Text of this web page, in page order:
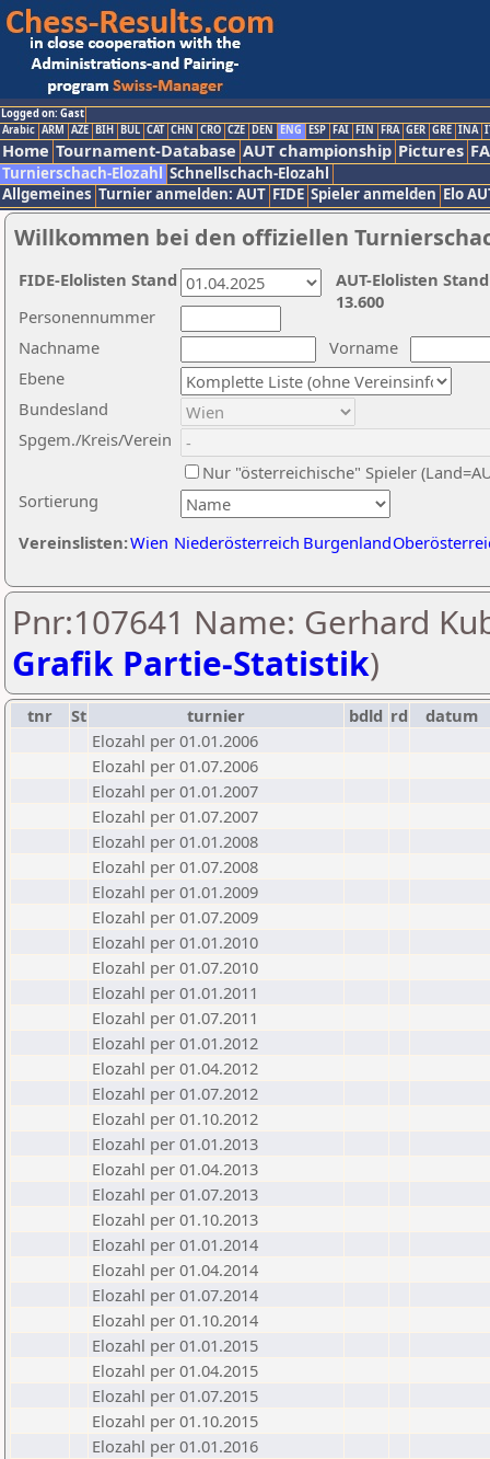
Logged on: Gast
Arabic ARM AZE BIH BUL CAT CHN CRO CZE DEN ENG ESP FAI FIN FRA GER GRE INA
Home Tournament-Database AUT championship Pictures
Turnierschach-Elozahl Schnellschach-Elozahl
Allgemeines Turnier anmelden: AUT FIDE Spieler anmelden Elo
Willkommen bei den offiziellen
Nachname
Vorname
Ebene
Sortierung
Personennummer
Bundesland
Spgem./Kreis/Verein
Nur "österreichische" Spieler
Vereinslisten:Wien Niederösterreich Burgenland
AUT-Elolisten
13.600
FIDE-Elolisten Stand
Pnr:107641 Name: Gerhard
Grafik Partie-Statistik)
tnr St turnier bdld rd
datum
Elozahl per 01.01.2006
Elozahl per 01.07.2006
Elozahl per 01.01.2007
Elozahl per 01.07.2007
Elozahl per 01.01.2008
Elozahl per 01.07.2008
Elozahl per 01.01.2009
Elozahl per 01.07.2009
Elozahl per 01.01.2010
Elozahl per 01.07.2010
Elozahl per 01.01.2011
Elozahl per 01.07.2011
Elozahl per 01.01.2012
Elozahl per 01.04.2012
Elozahl per 01.07.2012
Elozahl per 01.10.2012
Elozahl per 01.01.2013
Elozahl per 01.04.2013
Elozahl per 01.07.2013
Elozahl per 01.10.2013
Elozahl per 01.01.2014
Elozahl per 01.04.2014
Elozahl per 01.07.2014
Elozahl per 01.10.2014
Elozahl per 01.01.2015
Elozahl per 01.04.2015
Elozahl per 01.07.2015
Elozahl per 01.10.2015
Elozahl per 01.01.2016